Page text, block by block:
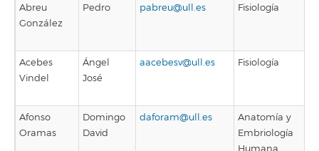
Abreu
González
Pedro pabreu@ull.es Fisiología
Acebes
Vindel
Ángel
José
aacebesv@ull.es Fisiología
Afonso
Oramas
Domingo
David
daforam@ull.es
Anatomía y
Embriología
Humana